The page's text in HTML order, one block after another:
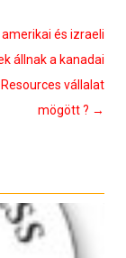
és izraeli
állnak a kanadai
vállalat
mögött ? →